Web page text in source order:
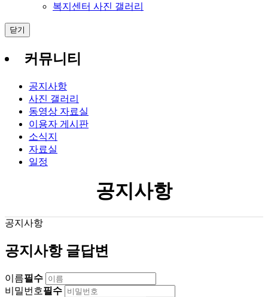
복지센터 사진 갤러리
닫기
커뮤니티
공지사항
사진 갤러리
동영상 자료실
이용자 게시판
소식지
자료실
일정
공지사항
공지사항
공지사항 글답변
이름필수
비밀번호필수